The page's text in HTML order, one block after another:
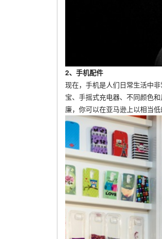
2、手机配件
现在，手机是人们日常生活中
宝、手摇式充电器、不同颜色
廉，你可以在亚马逊上以相当